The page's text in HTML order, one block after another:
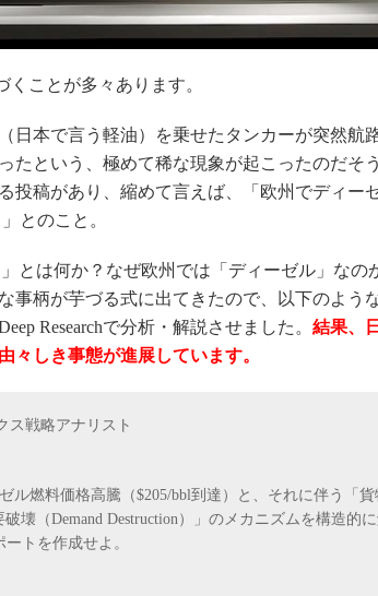
ことが多々あります。
日本で言う軽油）を乗せたタンカーが突然航
たという、極めて稀な現象が起こったのだそう
投稿があり、縮めて言えば、「欧州でディー
とのこと。
」とは何か？なぜ欧州では「ディーゼル」なの
事柄が芋づる式に出てきたので、以下のよう
Researchで分析・解説させました。 結果、
々しき事態が進展しています。
ス戦略アナリスト
ル燃料価格高騰（$205/bbl到達）と、それに伴う「貨
壊（Demand Destruction）」のメカニズムを構造的
トを作成せよ。